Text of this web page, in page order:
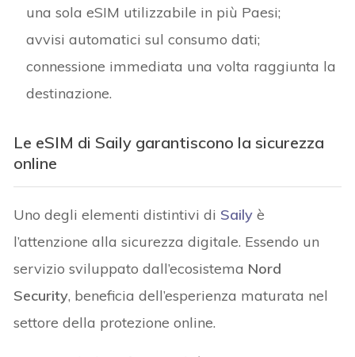
una sola eSIM utilizzabile in più Paesi;
avvisi automatici sul consumo dati;
connessione immediata una volta raggiunta la
destinazione.
Le eSIM di Saily garantiscono la sicurezza
online
Uno degli elementi distintivi di Saily è
l’attenzione alla sicurezza digitale. Essendo un
servizio sviluppato dall’ecosistema Nord
Security, beneficia dell’esperienza maturata nel
settore della protezione online.